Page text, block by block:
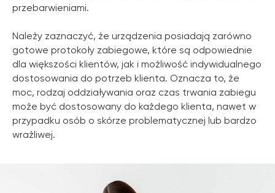
przebarwieniami.
Należy zaznaczyć, że urządzenia posiadają zarówno
gotowe protokoły zabiegowe, które są odpowiednie
dla większości klientów, jak i możliwość indywidualnego
dostosowania do potrzeb klienta. Oznacza to, że
moc, rodzaj oddziaływania oraz czas trwania zabiegu
może być dostosowany do każdego klienta, nawet w
przypadku osób o skórze problematycznej lub bardzo
wrażliwej.